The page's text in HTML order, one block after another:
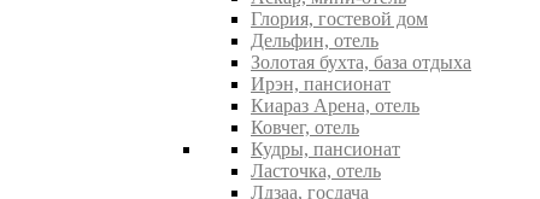
Глория, гостевой дом
Дельфин, отель
Золотая бухта, база отдыха
Ирэн, пансионат
Киараз Арена, отель
Ковчег, отель
Кудры, пансионат
Ласточка, отель
Лдзаа, госдача